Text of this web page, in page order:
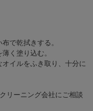
で乾拭きする。
く塗り込む。
イルをふき取り、十分に
リーニング会社にご相談